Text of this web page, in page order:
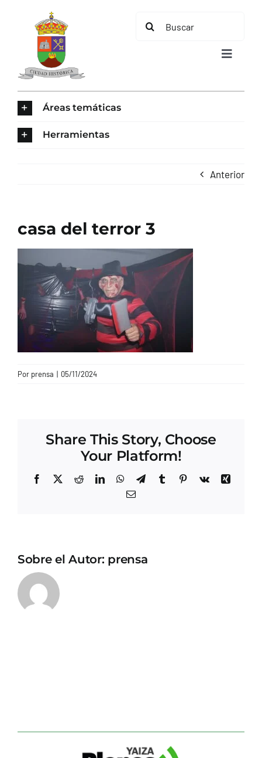
contenido
Buscar:
Toggle
CONTACTO
Áreas temáticas
Herramientas
Anterior
casa del terror 3
Por prensa | 05/11/2024
Share This Story, Choose
Your Platform!
Facebook
X RedditLinkedInWhatsApp
TelegramTumblrPinterest
Vk
Xing
Correo
Sobre el Autor: prensa